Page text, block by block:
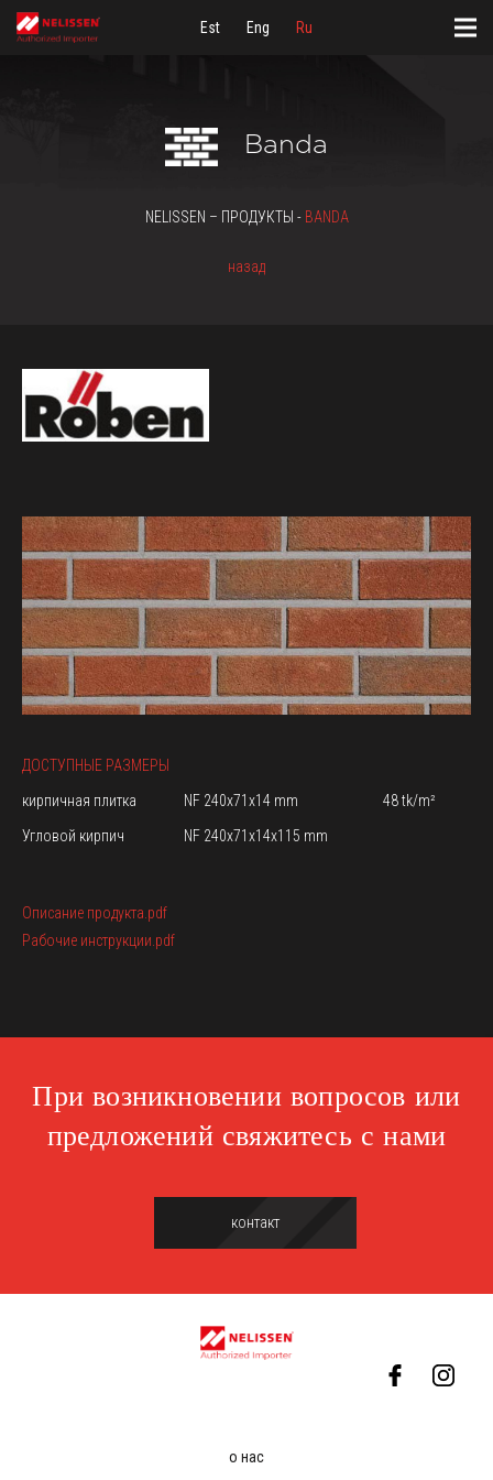
Est Eng Ru
Banda
NELISSEN – ПРОДУКТЫ - BANDA
назад
ДОСТУПНЫЕ РАЗМЕРЫ
кирпичная плитка
NF 240x71x14 mm
48 tk/m²
Угловой кирпич
NF 240x71x14x115 mm
Описание продукта.pdf
Рабочие инструкции.pdf
При возникновении вопросов или
предложений свяжитесь с нами
контакт
о нас